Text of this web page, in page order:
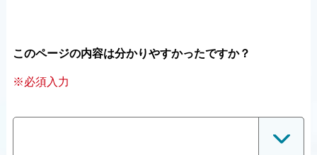
このページの内容は分かりやすかったですか？
※必須入力